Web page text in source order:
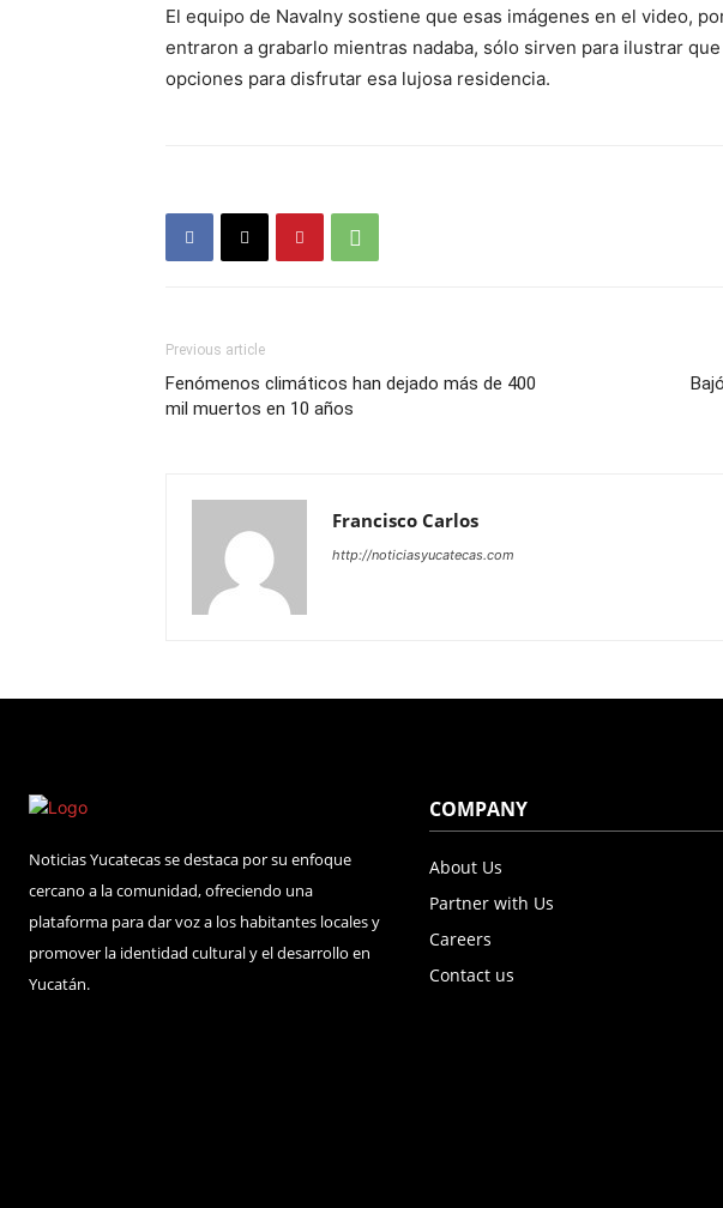
El equipo de Navalny sostiene que esas imágenes en el video,
entraron a grabarlo mientras nadaba, sólo sirven para ilustrar
opciones para disfrutar esa lujosa residencia.
Previous article
Fenómenos climáticos han dejado más de 400
mil muertos en 10 años
Francisco Carlos
http://noticiasyucatecas.com
Noticias Yucatecas se destaca por su enfoque
cercano a la comunidad, ofreciendo una
plataforma para dar voz a los habitantes locales y
promover la identidad cultural y el desarrollo en
Yucatán.
COMPANY
About Us
Partner with Us
Careers
Contact us